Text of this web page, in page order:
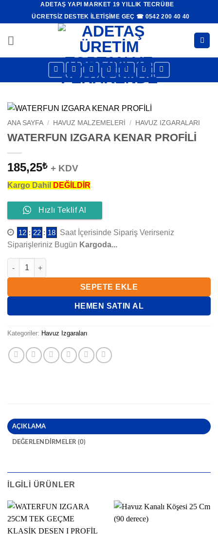
ADETAŞ YAPI MARKET 19 YILLIK TECRÜBE
ÜCRETSIZ DESTEK İLETIŞIME GEÇ ☎ 0542 200 40 40
ANA SAYFA / HAVUZ MALZEMELERI / HAVUZ IZGARALARI
WATERFUN IZGARA KENAR PROFİLİ
185,25₺ + KDV
Kargo Dahil DEĞİLDİR
Hızlı Teklif Al
12 : 22 : 17 Saat İçerisinde Sipariş Verirseniz
Siparişleriniz Bugün Kargoda...
WATERFUN IZGARA KENAR PROFİLİ adet
SEPETE EKLE
HEMEN SATIN AL
Kategoriler: Havuz Izgaraları
AÇIKLAMA
DEĞERLENDIRMELER (0)
İLGILI ÜRÜNLER